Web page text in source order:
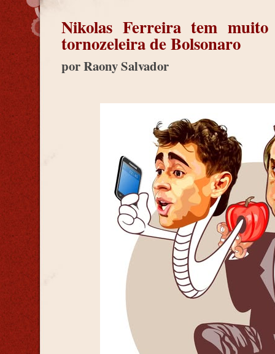
Nikolas Ferreira tem
tornozeleira de Bolsonaro
por Raony Salvador